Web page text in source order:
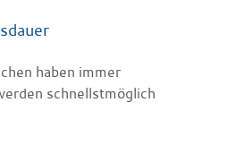
haben immer
schnellstmöglich